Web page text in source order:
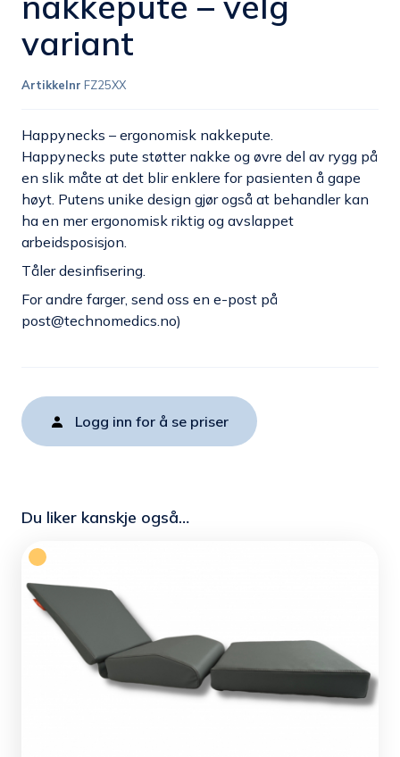
variant
Artikkelnr FZ25XX
Happynecks – ergonomisk nakkepute.
Happynecks pute støtter nakke og øvre del av rygg på
en slik måte at det blir enklere for pasienten å gape
høyt. Putens unike design gjør også at behandler kan
ha en mer ergonomisk riktig og avslappet
arbeidsposisjon.
Tåler desinfisering.
For andre farger, send oss en e-post på
post@technomedics.no)
Logg inn for å se priser
Du liker kanskje også…